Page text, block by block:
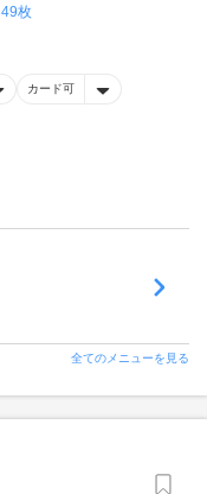
49枚
カード可
全てのメニューを見る